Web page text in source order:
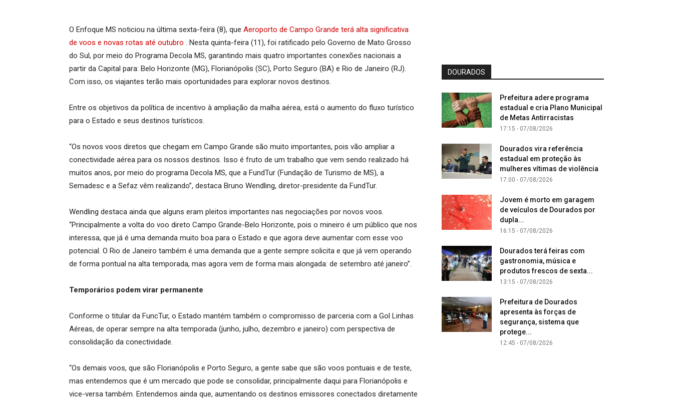
O Enfoque MS noticiou na última sexta-feira (8), que Aeroporto de Campo Grande terá alta significativa
de voos e novas rotas até outubro . Nesta quinta-feira (11), foi ratificado pelo Governo de Mato Grosso
do Sul, por meio do Programa Decola MS, garantindo mais quatro importantes conexões nacionais a
partir da Capital para: Belo Horizonte (MG), Florianópolis (SC), Porto Seguro (BA) e Rio de Janeiro (RJ).
Com isso, os viajantes terão mais oportunidades para explorar novos destinos.
Entre os objetivos da política de incentivo à ampliação da malha aérea, está o aumento do fluxo turístico
para o Estado e seus destinos turísticos.
“Os novos voos diretos que chegam em Campo Grande são muito importantes, pois vão ampliar a
conectividade aérea para os nossos destinos. Isso é fruto de um trabalho que vem sendo realizado há
muitos anos, por meio do programa Decola MS, que a FundTur (Fundação de Turismo de MS), a
Semadesc e a Sefaz vêm realizando”, destaca Bruno Wendling, diretor-presidente da FundTur.
Wendling destaca ainda que alguns eram pleitos importantes nas negociações por novos voos.
“Principalmente a volta do voo direto Campo Grande-Belo Horizonte, pois o mineiro é um público que nos
interessa, que já é uma demanda muito boa para o Estado e que agora deve aumentar com esse voo
potencial. O Rio de Janeiro também é uma demanda que a gente sempre solicita e que já vem operando
de forma pontual na alta temporada, mas agora vem de forma mais alongada: de setembro até janeiro”.
Temporários podem virar permanente
Conforme o titular da FuncTur, o Estado mantém também o compromisso de parceria com a Gol Linhas
Aéreas, de operar sempre na alta temporada (junho, julho, dezembro e janeiro) com perspectiva de
consolidação da conectividade.
“Os demais voos, que são Florianópolis e Porto Seguro, a gente sabe que são voos pontuais e de teste,
mas entendemos que é um mercado que pode se consolidar, principalmente daqui para Florianópolis e
vice-versa também. Entendemos ainda que, aumentando os destinos emissores conectados diretamente
DOURADOS
Prefeitura adere programa
estadual e cria Plano Municipal
de Metas Antirracistas
17:15 - 07/08/2026
Dourados vira referência
estadual em proteção às
mulheres vítimas de violência
17:00 - 07/08/2026
Jovem é morto em garagem
de veículos de Dourados por
dupla...
16:15 - 07/08/2026
Dourados terá feiras com
gastronomia, música e
produtos frescos de sexta...
13:15 - 07/08/2026
Prefeitura de Dourados
apresenta às forças de
segurança, sistema que
protege...
12:45 - 07/08/2026